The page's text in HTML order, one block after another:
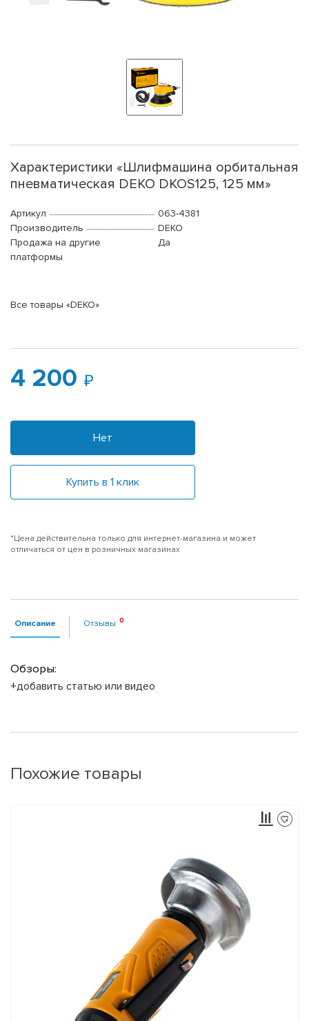
Характеристики «Шлифмашина орбитальная
пневматическая DEKO DKOS125, 125 мм»
Артикул
063-4381
Производитель
DEKO
Продажа на другие
платформы
Да
Все товары «DEKO»
4 200
Нет
Купить в 1 клик
*Цена действительна только для интернет-магазина и может
отличаться от цен в розничных магазинах
Описание Отзывы
Обзоры:
+добавить статью или видео
Похожие товары